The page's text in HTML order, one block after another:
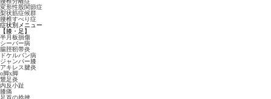
変形性股関節症
梨状筋症候群
腰椎すべり症
症状別メニュー
【膝・足】
半月板損傷
シーバー病
腸脛靭帯炎
ドケルバン病
ジャンパー膝
アキレス腱炎
o脚x脚
鵞足炎
内反小趾
膝痛
足首の捻挫